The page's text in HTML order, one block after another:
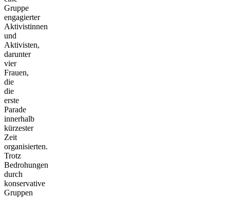
Gruppe
engagierter
Aktivistinnen
und
Aktivisten,
darunter
vier
Frauen,
die
die
erste
Parade
innerhalb
kürzester
Zeit
organisierten.
Trotz
Bedrohungen
durch
konservative
Gruppen